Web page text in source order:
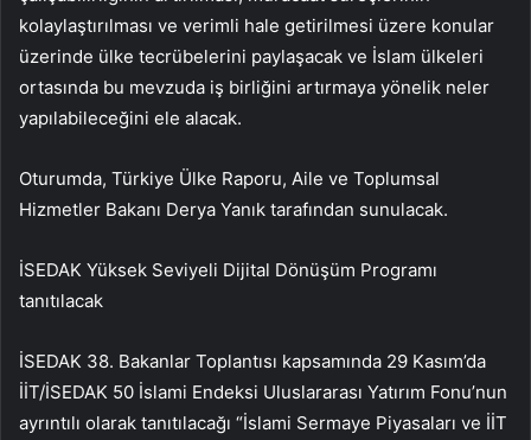
kolaylaştırılması ve verimli hale getirilmesi üzere konular
üzerinde ülke tecrübelerini paylaşacak ve İslam ülkeleri
ortasında bu mevzuda iş birliğini artırmaya yönelik neler
yapılabileceğini ele alacak.
Oturumda, Türkiye Ülke Raporu, Aile ve Toplumsal
Hizmetler Bakanı Derya Yanık tarafından sunulacak.
İSEDAK Yüksek Seviyeli Dijital Dönüşüm Programı
tanıtılacak
İSEDAK 38. Bakanlar Toplantısı kapsamında 29 Kasım’da
İİT/İSEDAK 50 İslami Endeksi Uluslararası Yatırım Fonu’nun
ayrıntılı olarak tanıtılacağı “İslami Sermaye Piyasaları ve İİT